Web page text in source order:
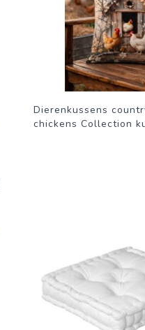
Dierenkussens
chickens Collection